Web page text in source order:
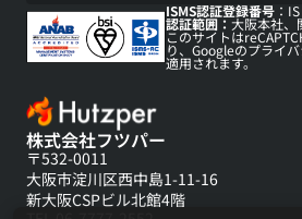
株式会社フツパー
〒532-0011
大阪市淀川区西中島1-11-16
新大阪CSPビル北館4階
ISMS認証登録番号 ：
認証範囲：大阪本社、
このサイトは
り、Googleのプライ
適用されます。